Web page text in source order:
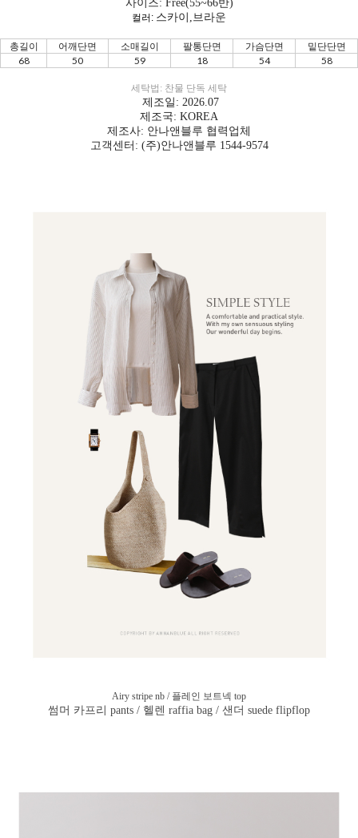
사이즈: Free(55~66반)
컬러: 스카이,브라운
총길이 어깨단면 소매길이 팔통단면 가슴단면
밑단단면
68
50 59 18 54 58
세탁법: 찬물 단독 세탁
제조일: 2026.07
제조국: KOREA
제조사: 안나앤블루 협력업체
고객센터: (주)안나앤블루 1544-9574
Airy stripe nb / 플레인 보트넥 top
썸머 카프리 pants / 헬렌 raffia bag / 샌더 suede flipflop